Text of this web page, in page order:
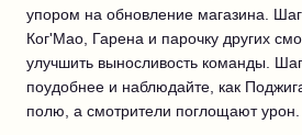
упором на обновление магазина. Шаг
Ког'Мао, Гарена и парочку других
улучшить выносливость команды.
поудобнее и наблюдайте, как
полю, а смотрители поглощают урон.